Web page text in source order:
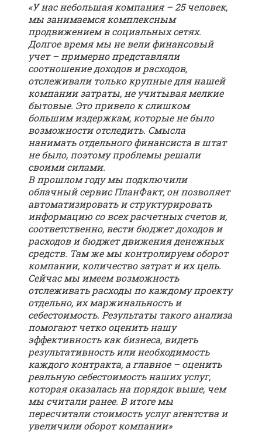
«У нас небольшая компания – 25 человек,
мы занимаемся комплексным
продвижением в социальных сетях.
Долгое время мы не вели финансовый
учет – примерно представляли
соотношение доходов и расходов,
отслеживали только крупные для нашей
компании затраты, не учитывая мелкие
бытовые. Это привело к слишком
большим издержкам, которые не было
возможности отследить. Смысла
нанимать отдельного финансиста в штат
не было, поэтому проблемы решали
своими силами.
В прошлом году мы подключили
облачный сервис ПланФакт, он позволяет
автоматизировать и структурировать
информацию со всех расчетных счетов и,
соответственно, вести бюджет доходов и
расходов и бюджет движения денежных
средств. Там же мы контролируем оборот
компании, количество затрат и их цель.
Сейчас мы имеем возможность
отслеживать расходы по каждому проекту
отдельно, их маржинальность и
себестоимость. Результаты такого анализа
помогают четко оценить нашу
эффективность как бизнеса, видеть
результативность или необходимость
каждого контракта, а главное – оценить
реальную себестоимость наших услуг,
которая оказалась на порядок выше, чем
мы считали ранее. В итоге мы
пересчитали стоимость услуг агентства и
увеличили оборот компании»